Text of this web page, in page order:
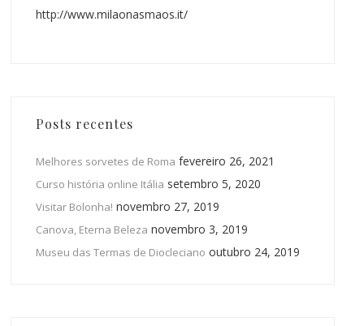
http://www.milaonasmaos.it/
Posts recentes
Melhores sorvetes de Roma fevereiro 26, 2021
Curso história online Itália setembro 5, 2020
Visitar Bolonha! novembro 27, 2019
Canova, Eterna Beleza novembro 3, 2019
Museu das Termas de Diocleciano outubro 24, 2019